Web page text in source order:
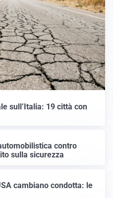
sull’Italia: 19 città con
contro
sulla sicurezza
cambiano condotta: le